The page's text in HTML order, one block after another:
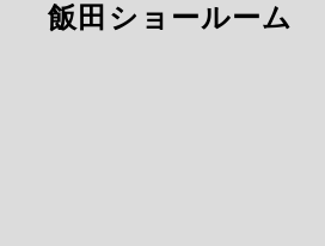
飯田ショールーム